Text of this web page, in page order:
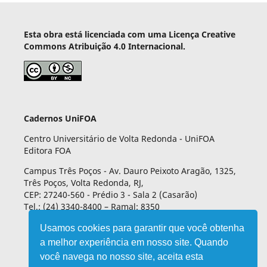
Usamos cookies para garantir que você obtenha
a melhor experiência em nosso site. Quando
você navega no nosso site, aceita esta
Esta obra está licenciada com uma Licença Creative
Commons Atribuição 4.0 Internacional.
Cadernos UniFOA
Centro Universitário de Volta Redonda - UniFOA
Editora FOA
Campus Três Poços - Av. Dauro Peixoto Aragão, 1325,
Três Poços, Volta Redonda, RJ,
CEP: 27240-560 - Prédio 3 - Sala 2 (Casarão)
Tel.: (24) 3340-8400 – Ramal: 8350